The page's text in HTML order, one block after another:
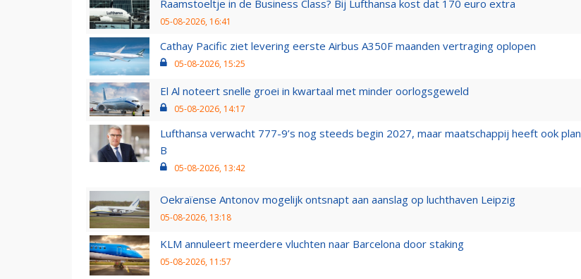
Raamstoeltje in de Business Class? Bij Lufthansa kost dat 170 euro extra
05-08-2026, 16:41
Cathay Pacific ziet levering eerste Airbus A350F maanden vertraging oplopen
05-08-2026, 15:25
El Al noteert snelle groei in kwartaal met minder oorlogsgeweld
05-08-2026, 14:17
Lufthansa verwacht 777-9’s nog steeds begin 2027, maar maatschappij heeft ook plan
B
05-08-2026, 13:42
Oekraïense Antonov mogelijk ontsnapt aan aanslag op luchthaven Leipzig
05-08-2026, 13:18
KLM annuleert meerdere vluchten naar Barcelona door staking
05-08-2026, 11:57